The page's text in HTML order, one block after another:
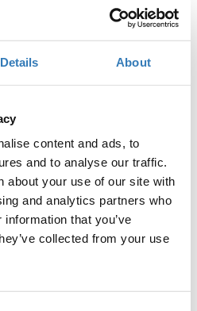
Details About
content and ads, to
and to analyse our traffic.
about your use of our site with
and analytics partners who
that you’ve
collected from your use
μιας ιστοσελίδας και
με τη χρήση κώδικα HTML;